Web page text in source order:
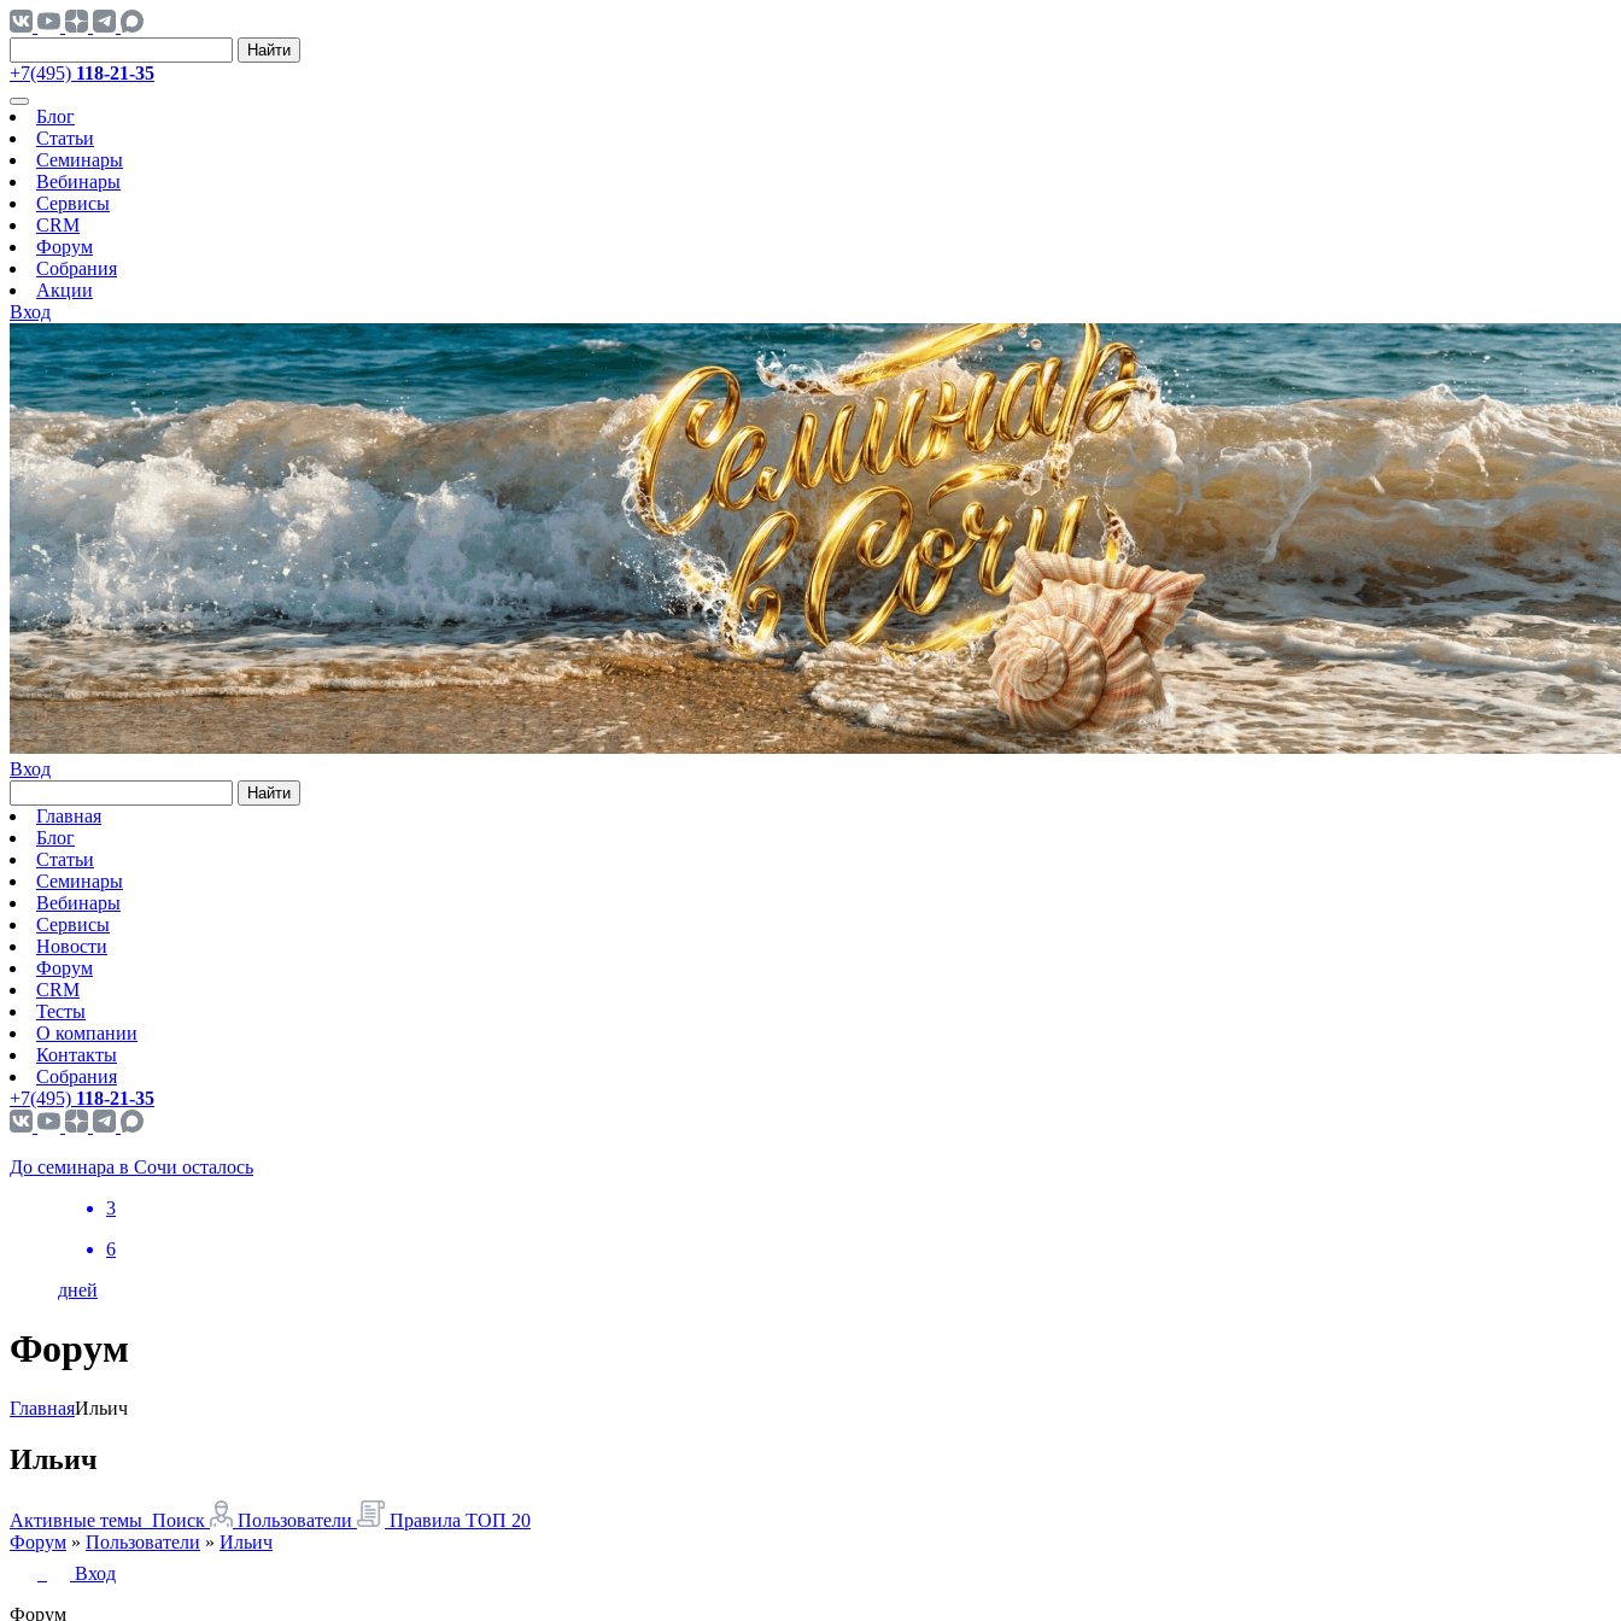
Найти
+7(495) 118-21-35
Блог
Статьи
Семинары
Вебинары
Сервисы
CRM
Форум
Собрания
Акции
Вход
Вход
Найти
Главная
Блог
Статьи
Семинары
Вебинары
Сервисы
Новости
Форум
CRM
Тесты
О компании
Контакты
Собрания
+7(495) 118-21-35
До семинара в Сочи осталось
3
6
дней
Форум
ГлавнаяИльич
Ильич
Активные темы Поиск Пользователи Правила ТОП 20
Форум » Пользователи » Ильич
Вход
Форум